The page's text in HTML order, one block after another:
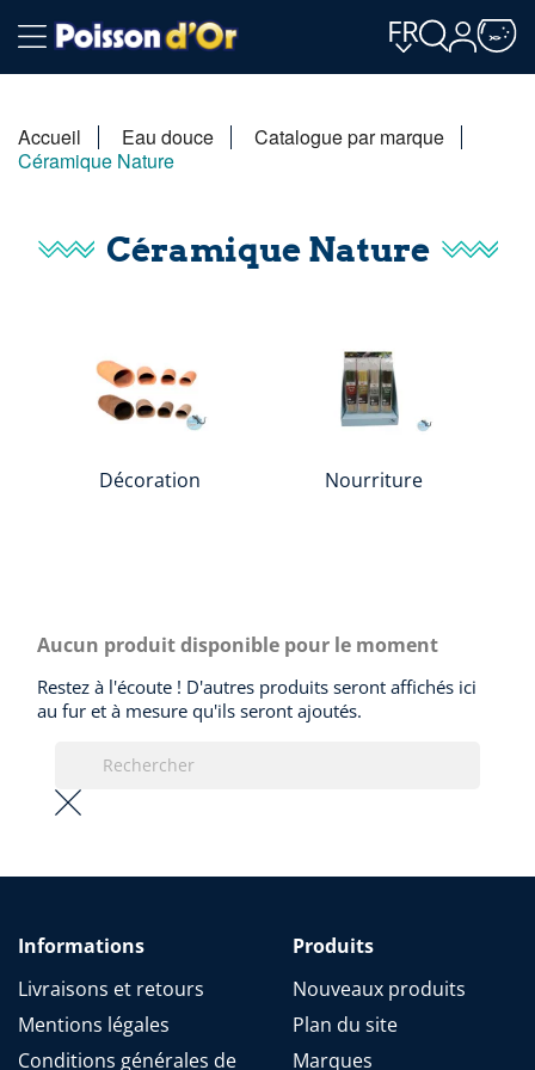
FR
Accueil Eau douce
Catalogue par marque
Céramique Nature
Céramique Nature
Décoration Nourriture
Aucun produit disponible pour le moment
Restez à l'écoute ! D'autres produits seront affichés ici
au fur et à mesure qu'ils seront ajoutés.
Informations
Livraisons et retours
Mentions légales
Conditions générales de
Produits
Nouveaux produits
Plan du site
Marques